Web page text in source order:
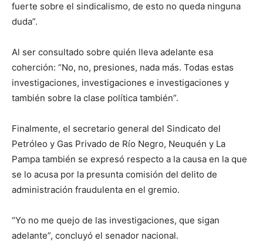
fuerte sobre el sindicalismo, de esto no queda ninguna
duda”.
Al ser consultado sobre quién lleva adelante esa
coherción: “No, no, presiones, nada más. Todas estas
investigaciones, investigaciones e investigaciones y
también sobre la clase política también”.
Finalmente, el secretario general del Sindicato del
Petróleo y Gas Privado de Río Negro, Neuquén y La
Pampa también se expresó respecto a la causa en la que
se lo acusa por la presunta comisión del delito de
administración fraudulenta en el gremio.
“Yo no me quejo de las investigaciones, que sigan
adelante”, concluyó el senador nacional.